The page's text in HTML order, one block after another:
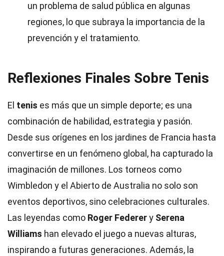
un problema de salud pública en algunas
regiones, lo que subraya la importancia de la
prevención y el tratamiento.
Reflexiones Finales Sobre Tenis
El tenis es más que un simple deporte; es una
combinación de habilidad, estrategia y pasión.
Desde sus orígenes en los jardines de Francia hasta
convertirse en un fenómeno global, ha capturado la
imaginación de millones. Los torneos como
Wimbledon y el Abierto de Australia no solo son
eventos deportivos, sino celebraciones culturales.
Las leyendas como Roger Federery Serena
Williams han elevado el juego a nuevas alturas,
inspirando a futuras generaciones. Además, la